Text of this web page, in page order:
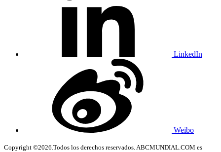
LinkedIn
Weibo
Copyright ©2026.Todos los derechos reservados. ABCMUNDIAL.COM es